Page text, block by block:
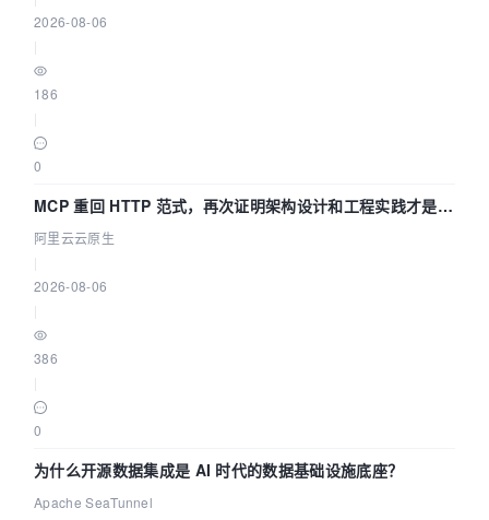
2026-08-06
186
0
MCP 重回 HTTP 范式，再次证明架构设计和工程实践才是稀
缺资源
阿里云云原生
2026-08-06
386
0
为什么开源数据集成是 AI 时代的数据基础设施底座？
Apache SeaTunnel